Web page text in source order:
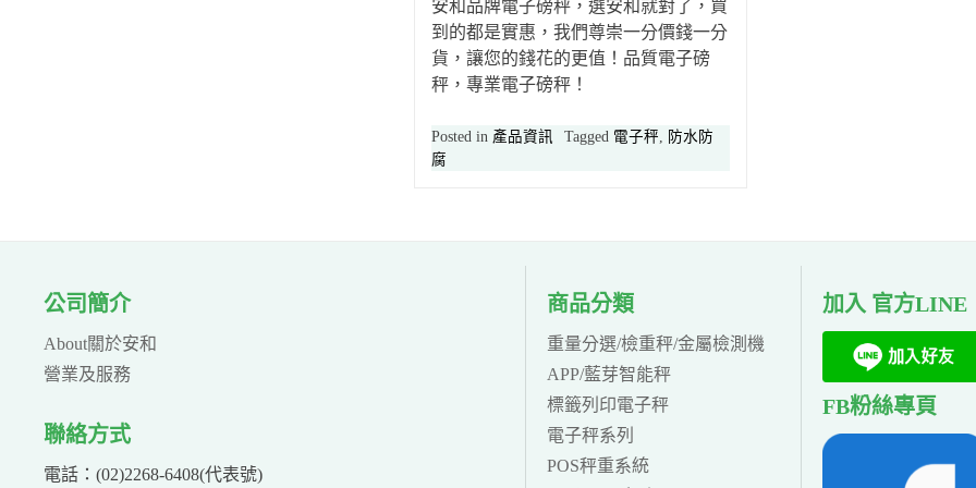
安和品牌電子磅秤，選安和就對了，買
到的都是實惠，我們尊崇一分價錢一分
貨，讓您的錢花的更值！品質電子磅
秤，專業電子磅秤！
Posted in 產品資訊 Tagged 電子秤, 防水防
腐
公司簡介
About關於安和
營業及服務
聯絡方式
電話：(02)2268-6408(代表號)
商品分類
重量分選/檢重秤/金屬檢測機
APP/藍芽智能秤
標籤列印電子秤
電子秤系列
POS秤重系統
加入 官方LINE
FB粉絲專頁